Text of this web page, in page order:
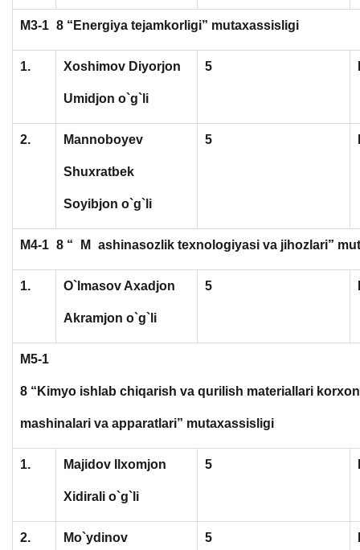
M3-1 8 “Energiya tejamkorligi” mutaxassisligi
1. Xoshimov Diyorjon
Umidjon o`g`li
5
2. Mannoboyev
Shuxratbek
Soyibjon o`g`li
5
M4-1 8 “ M ashinasozlik texnologiyasi va jihozlari”
1. O`lmasov Axadjon
Akramjon o`g`li
5
M5-1
8 “Kimyo ishlab chiqarish va qurilish materiallari
mashinalari va apparatlari” mutaxassisligi
1. Majidov Ilxomjon
Xidirali o`g`li
5
2. Mo`ydinov 5